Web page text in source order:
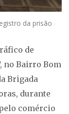
da prisão
de
no Bairro Bom
Brigada
durante
comércio